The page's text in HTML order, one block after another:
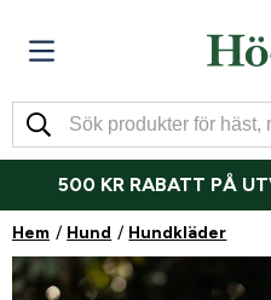
500 KR RABATT PÅ
Hem Hund Hundkläder